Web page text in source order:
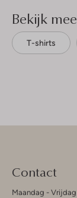
Bekijk
T-shirts
Contact
Maandag -